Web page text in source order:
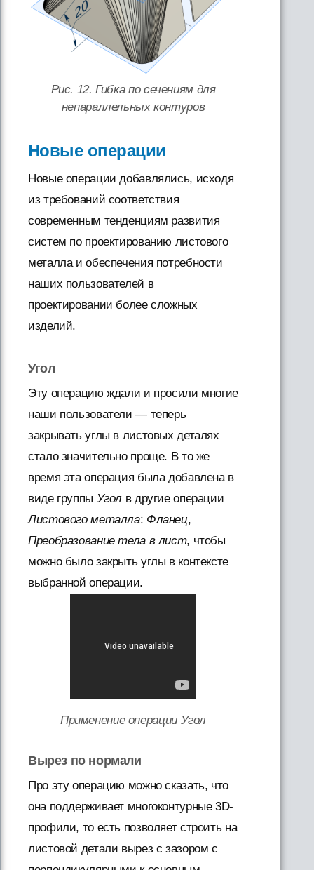
Рис. 12. Гибка по сечениям для
непараллельных контуров
Новые операции
Новые операции добавлялись, исходя
из требований соответствия
современным тенденциям развития
систем по проектированию листового
металла и обеспечения потребности
наших пользователей в
проектировании более сложных
изделий.
Угол
Эту операцию ждали и просили многие
наши пользователи — теперь
закрывать углы в листовых деталях
стало значительно проще. В то же
время эта операция была добавлена в
виде группы Угол в другие операции
Листового металла: Фланец,
Преобразование тела в лист, чтобы
можно было закрыть углы в контексте
выбранной операции.
Применение операции Угол
Вырез по нормали
Про эту операцию можно сказать, что
она поддерживает многоконтурные 3D-
профили, то есть позволяет строить на
листовой детали вырез с зазором с